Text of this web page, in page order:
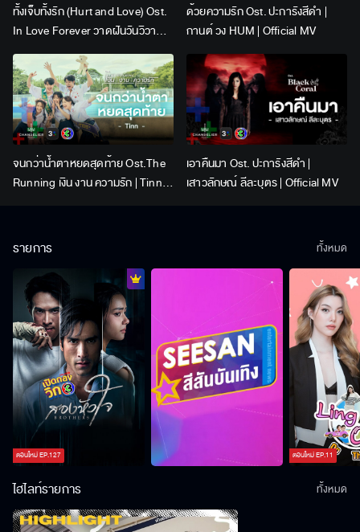
ทั้งเจ็บทั้งรัก (Hurt and Love) Ost.
In Love Forever วาดฝันวันวิวาห์ |
Lingling Kwong x Orm
Kornnaphat | Official Karaoke
ด้วยความรัก Ost. ปะการังสีดำ |
กานต์ วง HUM | Official MV
จนกว่าน้ำตาหยดสุดท้าย Ost.The
Running เงิน งาน ความรัก | Tinn |
เอาคืนมา Ost. ปะการังสีดำ |
เสาวลักษณ์ ลีละบุตร | Official MV
รายการ
ตอนใหม่EP.127 ตอนใหม่EP.11
ทั้งหมด
ไฮไลท์รายการ ทั้งหมด